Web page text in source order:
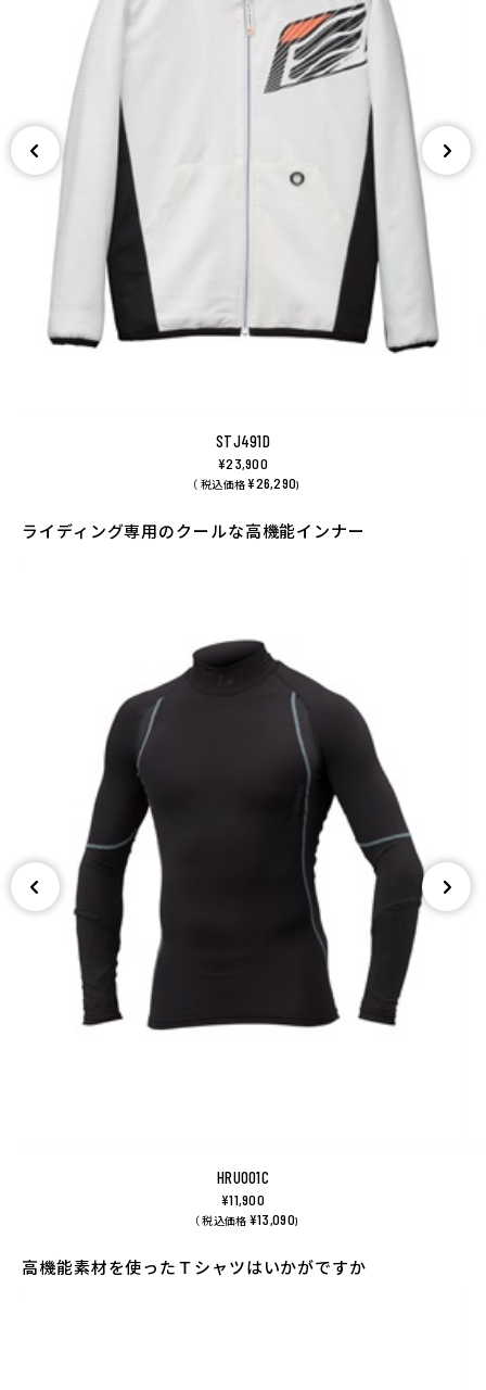
STJ491D
¥23,900
（ 税込価格¥26,290)
ライディング専用のクールな高機能インナー
HRU001C
¥11,900
（ 税込価格 ¥13,090)
高機能素材を使ったＴシャツはいかがですか